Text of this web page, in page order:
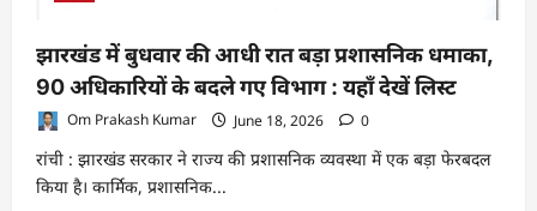
झारखंड में बुधवार की आधी रात बड़ा प्रशासनिक धमाका,
90 अधिकारियों के बदले गए विभाग : यहाँ देखें लिस्ट
Om Prakash Kumar June 18, 2026 0
रांची : झारखंड सरकार ने राज्य की प्रशासनिक व्यवस्था में एक बड़ा फेरबदल
किया है। कार्मिक, प्रशासनिक...